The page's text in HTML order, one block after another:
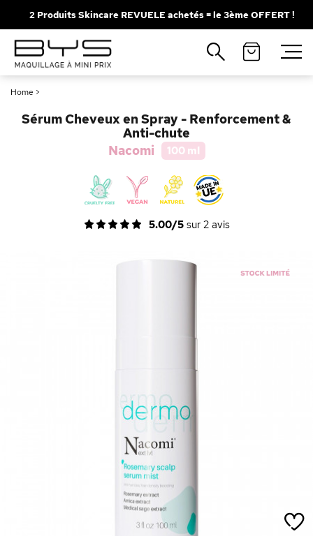
2 Produits Skincare REVUELE achetés = le 3ème OFFERT !
Home >
Sérum Cheveux en Spray - Renforcement &
Anti-chute
Nacomi
100 ml
5.00/5sur 2avis
Fermer
Recherches populaires
Rouge à Lèvres